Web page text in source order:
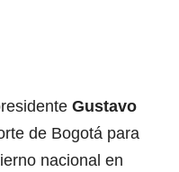
Gustavo
de Bogotá para
nacional en